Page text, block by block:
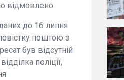
відмовлено.
до 16 липня
поштою з
був відсутній
поліції,